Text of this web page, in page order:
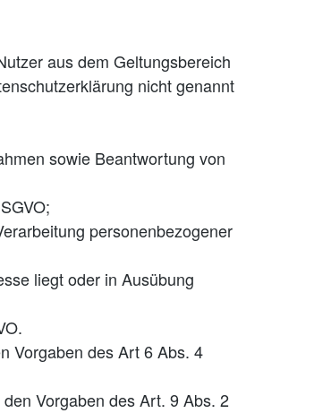
aus dem Geltungsbereich
nicht genannt
sowie Beantwortung von
personenbezogener
liegt oder in Ausübung
Vorgaben des Art 6 Abs. 4
Vorgaben des Art. 9 Abs. 2